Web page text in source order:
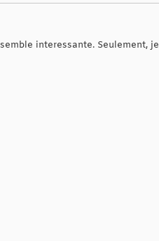
interessante. Seulement, je